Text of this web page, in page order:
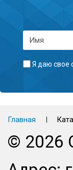
Я даю свое
Главная
© 2026